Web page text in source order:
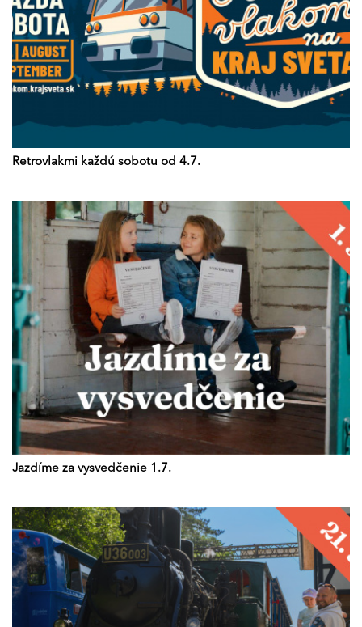
Retrovlakmi každú sobotu od 4.7.
Jazdíme za vysvedčenie 1.7.